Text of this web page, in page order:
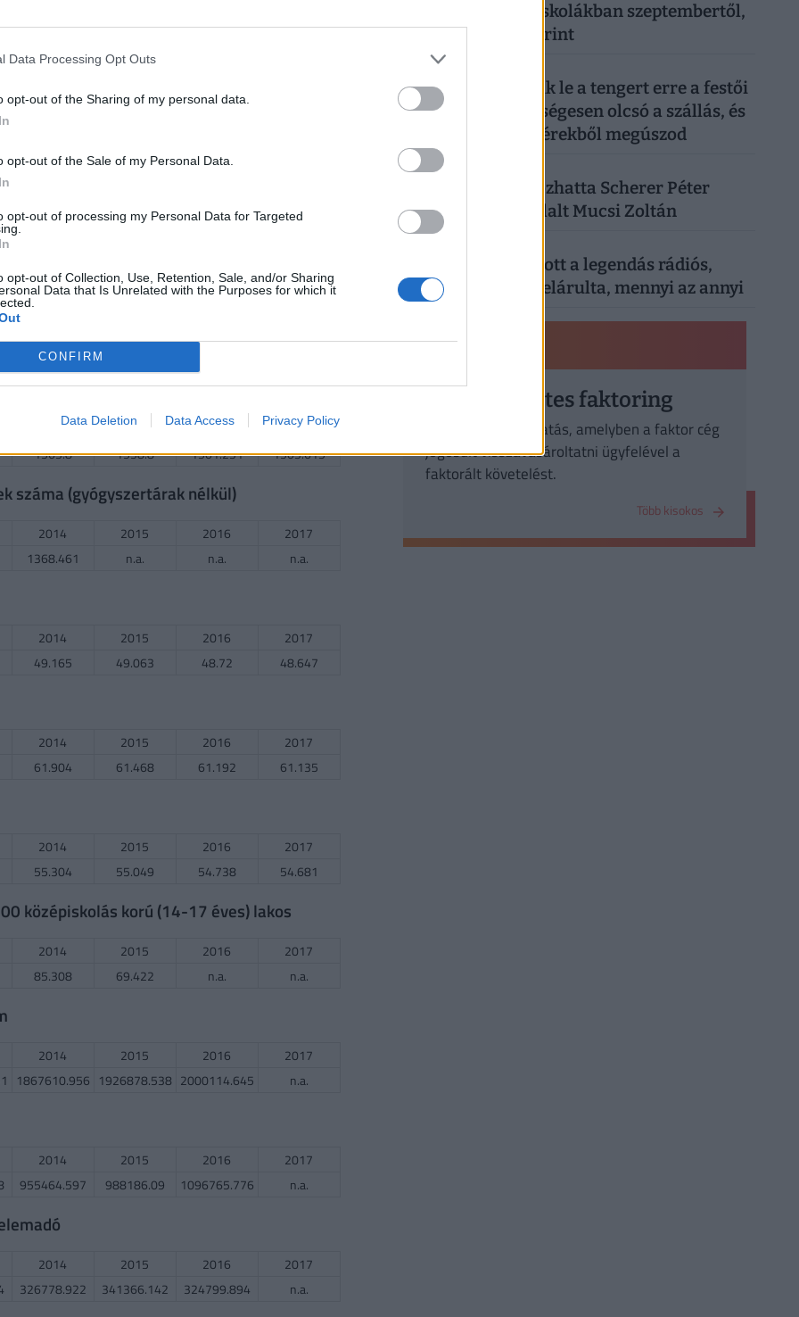
Data Processing Opt Outs
opt-out of the Sharing of my personal data.
opt-out of the Sale of my Personal Data.
opt-out of processing my Personal Data for Targeted
opt-out of Collection, Use, Retention, Sale, and/or Sharing
Data that Is Unrelated with the Purposes for which it
CONFIRM
Data Deletion Data Access Privacy Policy
2014 2015 2016
2017
száma
5.284
2014 2015 2016
2017
1563.8 1558.8 1501.231 1503.615
száma (gyógyszertárak nélkül)
2014 2015 2016
2017
1368.461 n.a. n.a. n.a.
2014 2015 2016
2017
49.165 49.063 48.72 48.647
2014 2015 2016
2017
61.904 61.468 61.192 61.135
2014 2015 2016
2017
55.304 55.049 54.738 54.681
középiskolás korú (14-17 éves) lakos
2014 2015 2016
2017
85.308 69.422 n.a. n.a.
2014 2015 2016
2017
1867610.956 1926878.538 2000114.645 n.a.
2014 2015 2016
2017
955464.597 988186.09 1096765.776 n.a.
2014 2015 2016
2017
326778.922 341366.142 324799.894 n.a.
változás jön az iskolákban szeptembertől,
minden diákot érint
UTAZÁS
Tömegek cserélik le a tengert erre a festői
vízpartra: nevetségesen olcsó a szállás, és
a vacsorát is fillérekből megúszod
4 SZÓRAKOZÁS
Kiderült, mi okozhatta Scherer Péter
halálát: megszólalt Mucsi Zoltán
Nyugdíjáról vallott a legendás rádiós,
Bochkor Gábor: elárulta, mennyi az annyi
PÉNZÜGYI KISOKOS
Visszkeresetes faktoring
Faktoring szolgáltatás, amelyben a faktor cég
jogosult visszavásároltatni ügyfelével a
faktorált követelést.
Több kisokos